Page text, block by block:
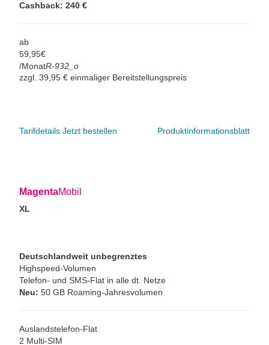
Cashback: 240 €
ab
59, 95€
/MonatR-932_o
zzgl. 39,95 € einmaliger Bereitstellungspreis
Produktinformationsblatt
Tarifdetails Jetzt bestellen
MagentaMobil
XL
Deutschlandweit unbegrenztes
Highspeed-Volumen
Telefon- und SMS-Flat in alle dt. Netze
Neu: 50 GB Roaming-Jahresvolumen
Auslandstelefon-Flat
2 Multi-SIM